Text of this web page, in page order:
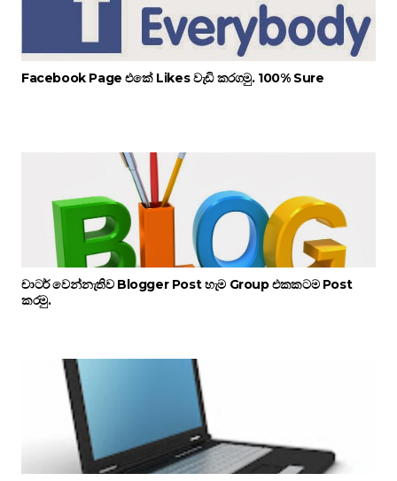
Facebook Page එකේ Likes වැඩි කරගමු. 100% Sure
චාටර් වෙන්නැතිව Blogger Post හැම Group එකකටම Post
කරමු.